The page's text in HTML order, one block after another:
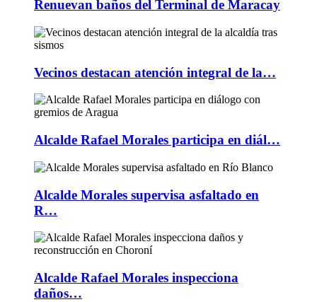
Renuevan baños del Terminal de Maracay
Vecinos destacan atención integral de la…
Alcalde Rafael Morales participa en diál…
Alcalde Morales supervisa asfaltado en
R…
Alcalde Rafael Morales inspecciona
daños…